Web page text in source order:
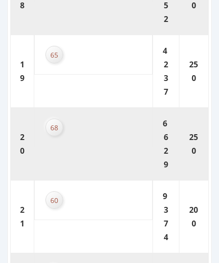
8
5
2
0
1
9
65
4
2
3
7
25
0
2
0
68
6
6
2
9
25
0
2
1
60
9
3
7
4
20
0